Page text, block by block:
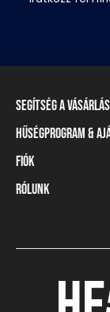
Segítség a
Szállítási
Fizetési módok
Mérettáblázat
Üzleteink és
Gyakori
Hűségprogram &
Törzsvásárlói
Ajándékkártya
Fiók
Belépés /
Rólunk
A Heavy Tools
Viszonteladói
Széchenyi Terv